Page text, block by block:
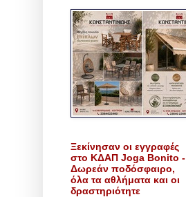
Ξεκίνησαν οι εγγραφές
στο ΚΔΑΠ Joga Bonito -
Δωρεάν ποδόσφαιρο,
όλα τα αθλήματα και οι
δραστηριότητε